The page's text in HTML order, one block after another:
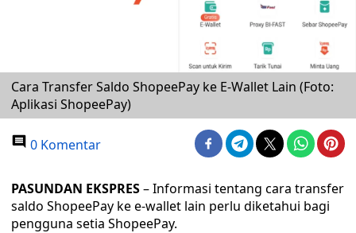
Cara Transfer Saldo ShopeePay ke E-Wallet Lain (Foto:
Aplikasi ShopeePay)
0 Komentar
PASUNDAN EKSPRES– Informasi tentang cara transfer
saldo ShopeePay ke e-wallet lain perlu diketahui bagi
pengguna setia ShopeePay.